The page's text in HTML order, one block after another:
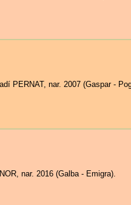
PERNAT, nar. 2007 (Gaspar -
nar. 2016 (Galba - Emigra).